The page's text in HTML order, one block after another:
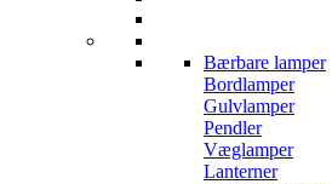
Bærbare lamper
Bordlamper
Gulvlamper
Pendler
Væglamper
Lanterner